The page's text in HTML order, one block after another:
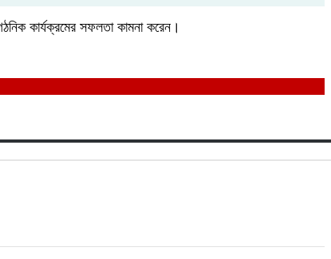
কার্যক্রমের সফলতা কামনা করেন।